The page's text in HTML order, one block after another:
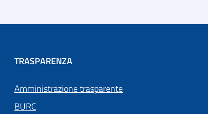
TRASPARENZA
Amministrazione trasparente
BURC